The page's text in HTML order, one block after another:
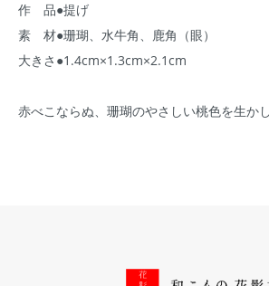
作 品●提げ
素 材●珊瑚、水牛角、鹿角（眼）
大きさ●1.4cm×1.3cm×2.1cm
赤べこならぬ、珊瑚のやさしい桃色を生か